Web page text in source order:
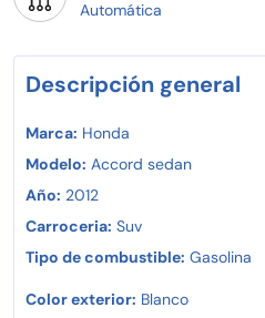
Automática
Descripción general
Marca: Honda
Modelo: Accord sedan
Año: 2012
Carroceria: Suv
Tipo de combustible: Gasolina
Color exterior: Blanco